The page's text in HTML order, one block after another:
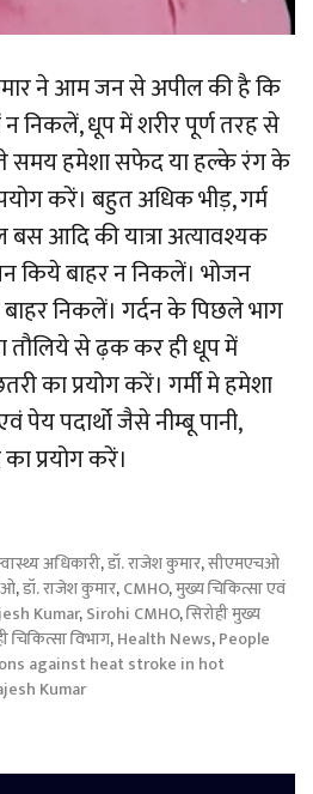
ने आम जन से अपील की है कि
निकलें, धूप में शरीर पूर्ण तरह से
समय हमेशा सफेद या हल्के रंग के
करें। बहुत अधिक भीड़, गर्म
आदि की यात्रा अत्यावश्यक
किये बाहर न निकलें। भोजन
निकलें। गर्दन के पिछले भाग
तौलिये से ढ़क कर ही धूप में
का प्रयोग करें। गर्मी मे हमेशा
पेय पदार्थो जैसे नीम्बू पानी,
प्रयोग करें।
अधिकारी,डॉ. राजेश कुमार,सीएमएचओ
,डॉ. राजेश कुमार,CMHO,मुख्य चिकित्सा एवं
Kumar,Sirohi CMHO,सिरोही मुख्य
चिकित्सा विभाग,Health News,People
against heat stroke in hot
Kumar